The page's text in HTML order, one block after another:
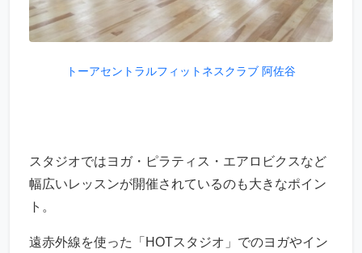
トーアセントラルフィットネスクラブ 阿佐谷
スタジオではヨガ・ピラティス・エアロビクスなど
幅広いレッスンが開催されているのも大きなポイン
ト。
遠赤外線を使った「HOTスタジオ」でのヨガやイン